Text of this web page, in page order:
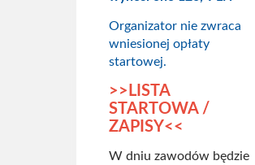
Organizator nie zwraca
wniesionej opłaty
startowej.
>>LISTA
STARTOWA /
ZAPISY<<
W dniu zawodów będzie